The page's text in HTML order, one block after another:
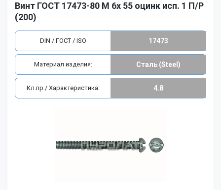
Винт ГОСТ 17473-80 M 6x 55 оцинк исп. 1 П/Р
(200)
DIN / ГОСТ / ISO 17473
Материал изделия: Сталь (Steel)
Кл.пр./ Характеристика: 4.8